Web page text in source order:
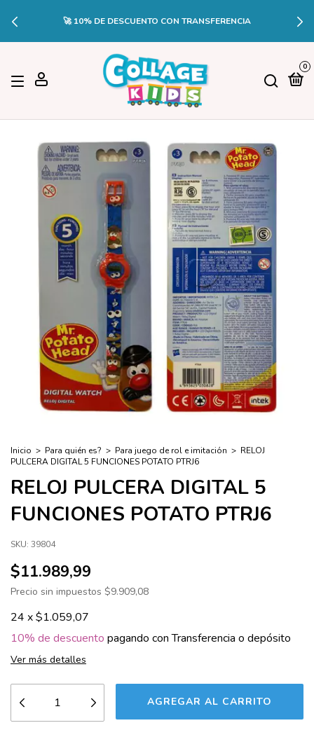
🚀 10% DE DESCUENTO CON TRANSFERENCIA
0
Inicio > Para quién es? > Para juego de rol e imitación > RELOJ
PULCERA DIGITAL 5 FUNCIONES POTATO PTRJ6
RELOJ PULCERA DIGITAL 5
FUNCIONES POTATO PTRJ6
SKU: 39804
$11.989,99
Precio sin impuestos $9.909,08
24 x$1.059,07
10% de descuento pagando con Transferencia o depósito
Ver más detalles